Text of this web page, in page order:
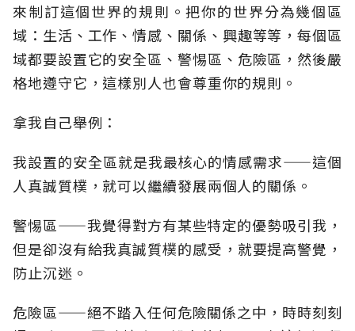
來制訂這個世界的規則。把你的世界分為幾個區
域：生活、工作、情感、關係、興趣等等，每個區
域都要設置它的安全區、警惕區、危險區，然後嚴
格地遵守它，這樣別人也會尊重你的規則。
拿我自己舉例：
我設置的安全區就是我最核心的情感需求——這個
人真誠質樸，就可以繼續發展兩個人的關係。
警惕區——我覺得對方有某些特定的優勢吸引我，
但是卻沒有給我真誠質樸的感受，就要提高警覺，
防止沉迷。
危險區——絕不踏入任何危險關係之中，時時刻刻